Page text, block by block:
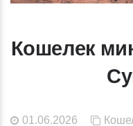
Кошелек
01.06.2026